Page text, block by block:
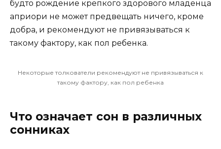
будто рождение крепкого здорового младенца
априори не может предвещать ничего, кроме
добра, и рекомендуют не привязываться к
такому фактору, как пол ребенка.
Некоторые толкователи рекомендуют не привязываться к
такому фактору, как пол ребенка
Что означает сон в различных
сонниках